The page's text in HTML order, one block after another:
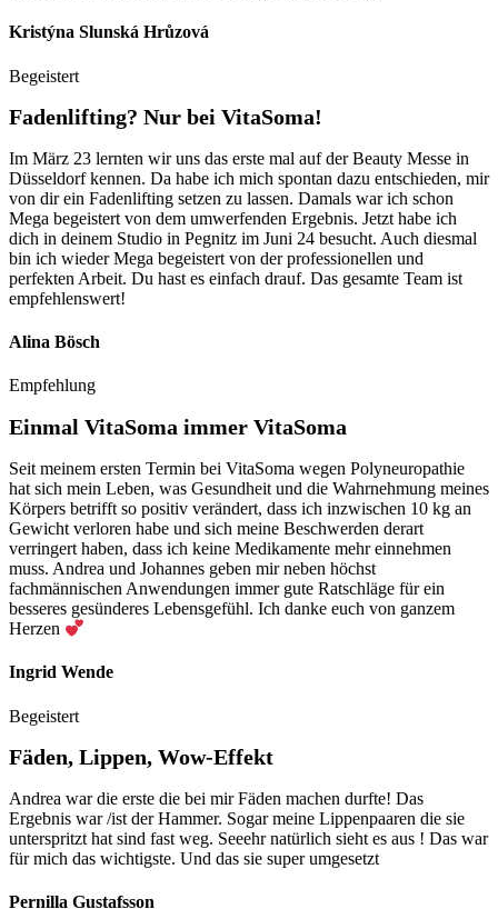
Kristýna Slunská Hrůzová
Begeistert
Fadenlifting? Nur bei VitaSoma!
Im März 23 lernten wir uns das erste mal auf der Beauty Messe in
Düsseldorf kennen. Da habe ich mich spontan dazu entschieden, mir
von dir ein Fadenlifting setzen zu lassen. Damals war ich schon
Mega begeistert von dem umwerfenden Ergebnis. Jetzt habe ich
dich in deinem Studio in Pegnitz im Juni 24 besucht. Auch diesmal
bin ich wieder Mega begeistert von der professionellen und
perfekten Arbeit. Du hast es einfach drauf. Das gesamte Team ist
empfehlenswert!
Alina Bösch
Empfehlung
Einmal VitaSoma immer VitaSoma
Seit meinem ersten Termin bei VitaSoma wegen Polyneuropathie
hat sich mein Leben, was Gesundheit und die Wahrnehmung meines
Körpers betrifft so positiv verändert, dass ich inzwischen 10 kg an
Gewicht verloren habe und sich meine Beschwerden derart
verringert haben, dass ich keine Medikamente mehr einnehmen
muss. Andrea und Johannes geben mir neben höchst
fachmännischen Anwendungen immer gute Ratschläge für ein
besseres gesünderes Lebensgefühl. Ich danke euch von ganzem
Herzen
Ingrid Wende
Begeistert
Fäden, Lippen, Wow-Effekt
Andrea war die erste die bei mir Fäden machen durfte! Das
Ergebnis war /ist der Hammer. Sogar meine Lippenpaaren die sie
unterspritzt hat sind fast weg. Seeehr natürlich sieht es aus ! Das war
für mich das wichtigste. Und das sie super umgesetzt
Pernilla Gustafsson